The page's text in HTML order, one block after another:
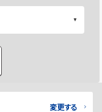
変更する